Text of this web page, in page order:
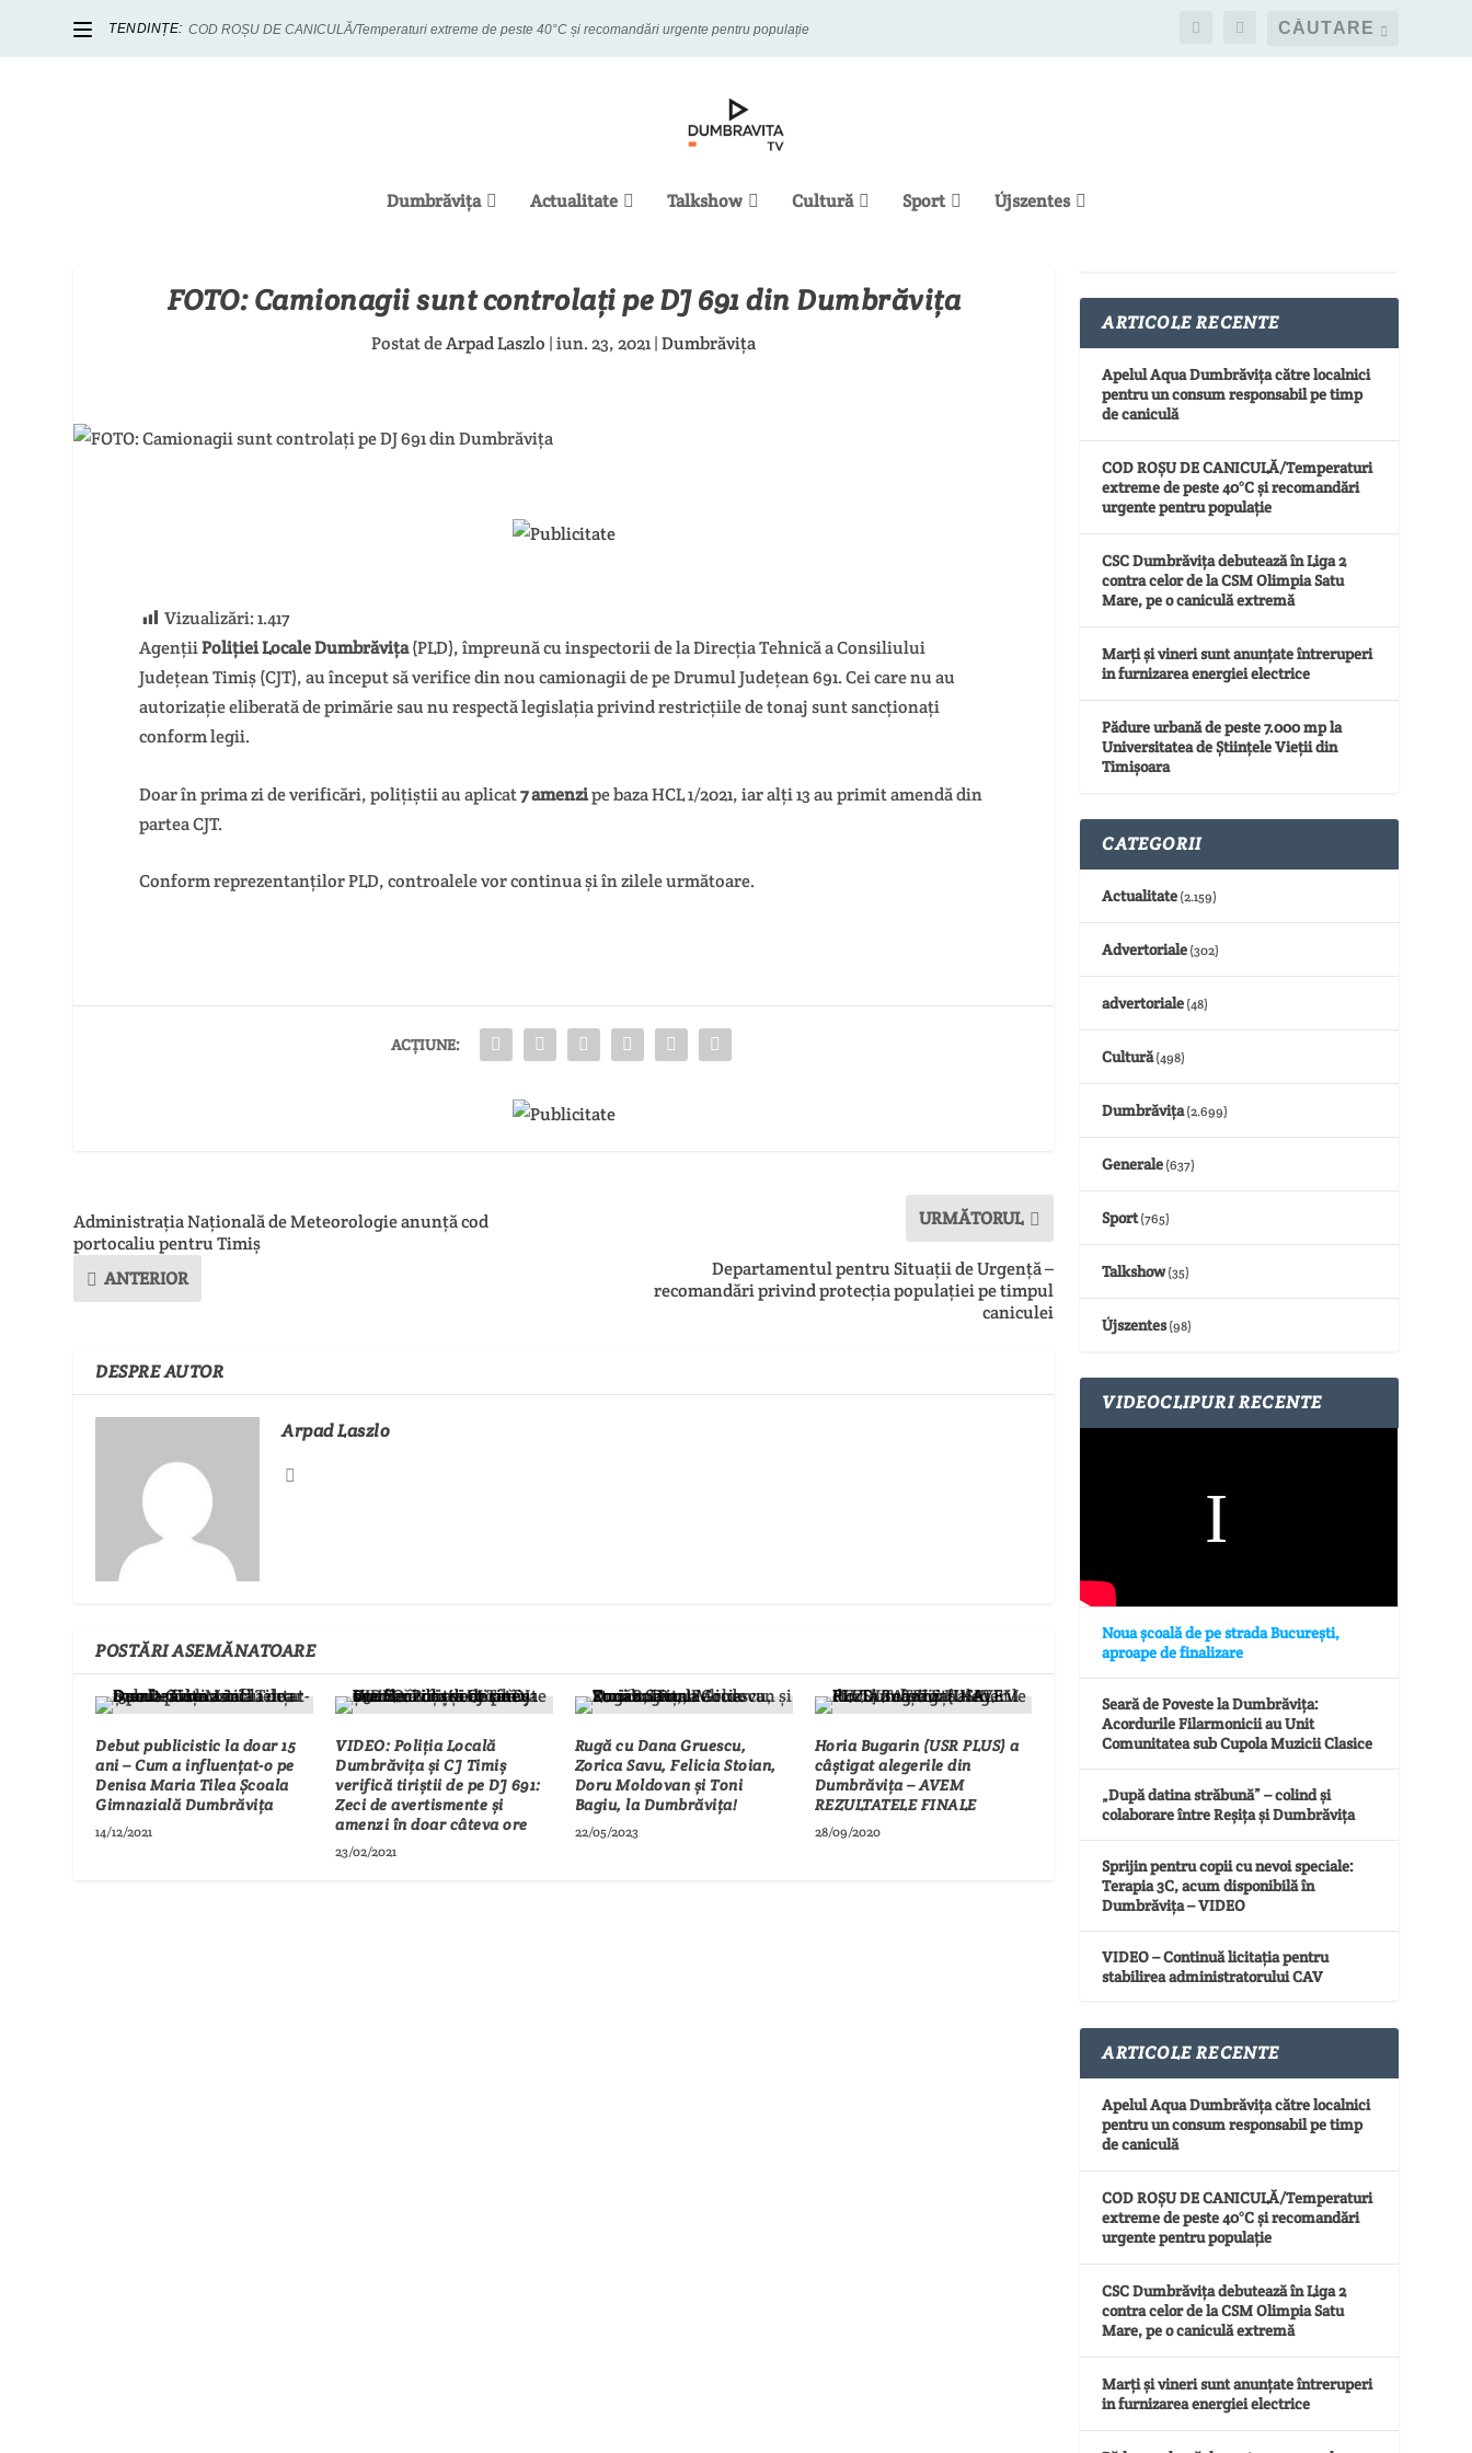
TENDINȚE: COD ROȘU DE CANICULĂ/Temperaturi extreme de peste 40°C și recomandări urgente pentru populație
Dumbrăvița Actualitate Talkshow Cultură Sport Újszentes
FOTO: Camionagii sunt controlați pe DJ 691 din Dumbrăvița
Postat deArpad Laszlo |iun. 23, 2021|Dumbrăvița
Vizualizări: 1.417
AgențiiPoliției Locale Dumbrăvița(PLD), împreună cu inspectorii de la Direcția Tehnică a Consiliului
Județean Timiș (CJT), au început să verifice din nou camionagii de pe Drumul Județean 691. Cei care nu au
autorizație eliberată de primărie sau nu respectă legislația privind restricțiile de tonaj sunt sancționați
conform legii.
Doar în prima zi de verificări, polițiștii au aplicat7 amenzipe baza HCL 1/2021, iar alți 13 au primit amendă din
partea CJT.
Conform reprezentanților PLD, controalele vor continua și în zilele următoare.
ACȚIUNE:
Administrația Națională de Meteorologie anunță cod
portocaliu pentru Timiș
ANTERIOR
URMĂTORUL
Departamentul pentru Situații de Urgență –
recomandări privind protecția populației pe timpul
caniculei
DESPRE AUTOR
Arpad Laszlo
POSTĂRI ASEMĂNATOARE
Debut publicistic la doar 15
ani – Cum a influențat-o pe
Denisa Maria Tilea Școala
Gimnazială Dumbrăvița
14/12/2021
VIDEO: Poliția Locală
Dumbrăvița și CJ Timiș
verifică tiriștii de pe DJ 691:
Zeci de avertismente și
amenzi în doar câteva ore
23/02/2021
Rugă cu Dana Gruescu,
Zorica Savu, Felicia Stoian,
Doru Moldovan și Toni
Bagiu, la Dumbrăvița!
22/05/2023
Horia Bugarin (USR PLUS) a
câștigat alegerile din
Dumbrăvița – AVEM
REZULTATELE FINALE
28/09/2020
ARTICOLE RECENTE
Apelul Aqua Dumbrăvița către localnici
pentru un consum responsabil pe timp
de caniculă
COD ROȘU DE CANICULĂ/Temperaturi
extreme de peste 40°C și recomandări
urgente pentru populație
CSC Dumbrăvița debutează în Liga 2
contra celor de la CSM Olimpia Satu
Mare, pe o caniculă extremă
Marți și vineri sunt anunțate întreruperi
in furnizarea energiei electrice
Pădure urbană de peste 7.000 mp la
Universitatea de Științele Vieții din
Timișoara
CATEGORII
Actualitate (2.159)
Advertoriale (302)
advertoriale (48)
Cultură(498)
Dumbrăvița(2.699)
Generale (637)
Sport(765)
Talkshow(35)
Újszentes(98)
VIDEOCLIPURI RECENTE
Noua școală de pe strada București,
aproape de finalizare
Seară de Poveste la Dumbrăvița:
Acordurile Filarmonicii au Unit
Comunitatea sub Cupola Muzicii Clasice
„După datina străbună” – colind și
colaborare între Reșița și Dumbrăvița
Sprijin pentru copii cu nevoi speciale:
Terapia 3C, acum disponibilă în
Dumbrăvița – VIDEO
VIDEO – Continuă licitația pentru
stabilirea administratorului CAV
ARTICOLE RECENTE
Apelul Aqua Dumbrăvița către localnici
pentru un consum responsabil pe timp
de caniculă
COD ROȘU DE CANICULĂ/Temperaturi
extreme de peste 40°C și recomandări
urgente pentru populație
CSC Dumbrăvița debutează în Liga 2
contra celor de la CSM Olimpia Satu
Mare, pe o caniculă extremă
Marți și vineri sunt anunțate întreruperi
in furnizarea energiei electrice